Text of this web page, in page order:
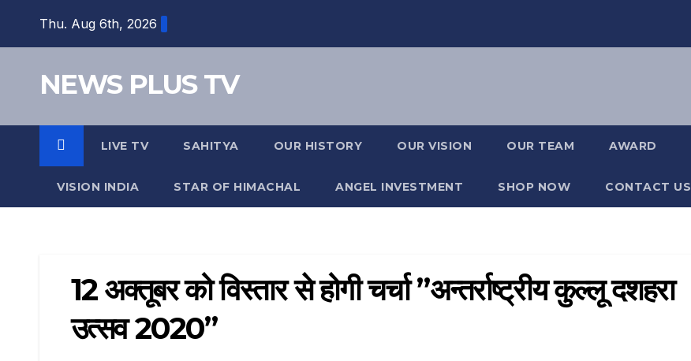
Thu. Aug 6th, 2026
NEWS PLUS TV
LIVE TV SAHITYA OUR HISTORY OUR VISION OUR TEAM AWARD
VISION INDIA STAR OF HIMACHAL ANGEL INVESTMENT SHOP NOW CONTACT US
12 अक्तूबर को विस्तार से होगी चर्चा ”अन्तर्राष्ट्रीय कुल्लू दशहरा
उत्सव 2020”